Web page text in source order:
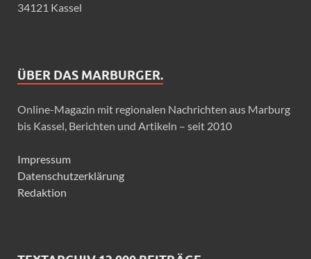
34121 Kassel
ÜBER DAS MARBURGER.
Online-Magazin mit regionalen Nachrichten aus Marburg
bis Kassel, Berichten und Artikeln – seit 2010
Impressum
Datenschutzerklärung
Redaktion